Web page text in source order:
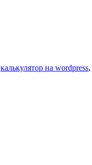
калькулятор на wordpress,